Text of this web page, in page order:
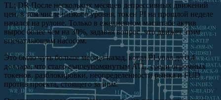
TL; DR После нескольких месяцев депрессивных движений
цен, в том числе низкого уровня, токен PI на прошлой неделе
начался на рулоне. Только в ежедневном масштабе актив
вырос более чем на 30%, задавая вопрос, что движет этим
впечатляющим насосом.
Это было чуть больше месяца назад, когда PI упал до 0,4
доллара, что стало вышеупомянутым ATL, среди огромных
токенов, разблокировки, неопределенности рынка и FUD
против проекта, стоящего за ним.